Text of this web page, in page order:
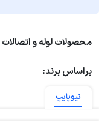
گیتی پسند، شرکت
محصولات لوله و اتصالات
براساس برند:
نیوپایپ